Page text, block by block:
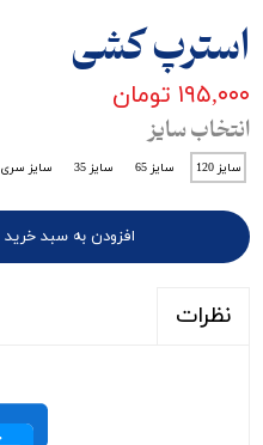
استرپ کشی
۱۹۵,۰۰۰ تومان
انتخاب سایز
سایز 120 سایز 65 سایز 35 سایز سری
افزودن به سبد خرید
نظرات